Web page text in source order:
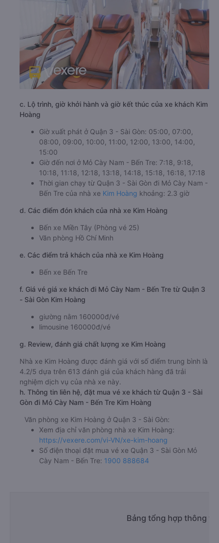
c. Lộ trình, giờ khởi hành và giờ kết thúc của xe khách Kim
Hoàng
Giờ xuất phát ở Quận 3 - Sài Gòn: 05:00, 07:00,
08:00, 09:00, 10:00, 11:00, 12:00, 13:00, 14:00,
15:00
Giờ đến nơi ở Mỏ Cày Nam - Bến Tre: 7:18, 9:18,
10:18, 11:18, 12:18, 13:18, 14:18, 15:18, 16:18, 17:18
Thời gian chạy từ Quận 3 - Sài Gòn đi Mỏ Cày Nam -
Bến Tre của nhà xe Kim Hoàng khoảng: 2.3 giờ
d. Các điểm đón khách của nhà xe Kim Hoàng
Bến xe Miền Tây (Phòng vé 25)
Văn phòng Hồ Chí Minh
e. Các điểm trả khách của nhà xe Kim Hoàng
Bến xe Bến Tre
f. Giá vé giá xe khách đi Mỏ Cày Nam - Bến Tre từ Quận 3
- Sài Gòn Kim Hoàng
giường nằm 160000đ/vé
limousine 160000đ/vé
g. Review, đánh giá chất lượng xe Kim Hoàng
Nhà xe Kim Hoàng được đánh giá với số điểm trung bình là
4.2/5 dựa trên 613 đánh giá của khách hàng đã trải
nghiệm dịch vụ của nhà xe này.
h. Thông tin liên hệ, đặt mua vé xe khách từ Quận 3 - Sài
Gòn đi Mỏ Cày Nam - Bến Tre Kim Hoàng
Văn phòng xe Kim Hoàng ở Quận 3 - Sài Gòn:
Xem địa chỉ văn phòng nhà xe Kim Hoàng:
https://vexere.com/vi-VN/xe-kim-hoang
Số điện thoại đặt mua vé xe Quận 3 - Sài Gòn Mỏ
Cày Nam - Bến Tre: 1900 888684
Bảng tổng hợp thông